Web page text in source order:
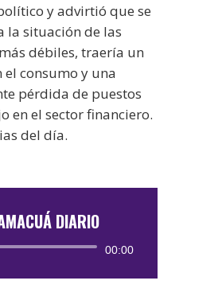
y advirtió que se
la situación de las
débiles, traería un
el consumo y una
pérdida de puestos
en el sector financiero.
del día.
DIARIO
Reproductor
00:00